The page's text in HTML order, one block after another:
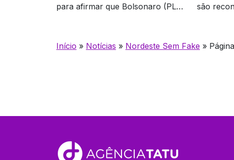
para afirmar que Bolsonaro (PL)
são
Início » Notícias » Nordeste Sem Fake »